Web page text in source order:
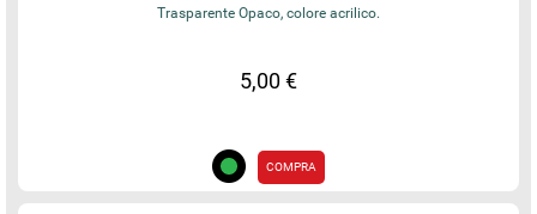
Trasparente Opaco, colore acrilico.
5,00 €
COMPRA